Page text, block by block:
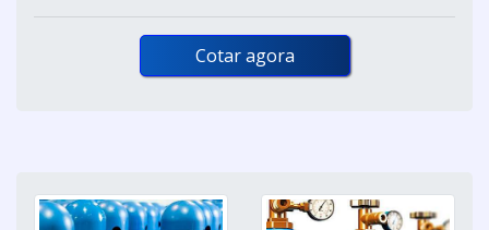
Cotar agora